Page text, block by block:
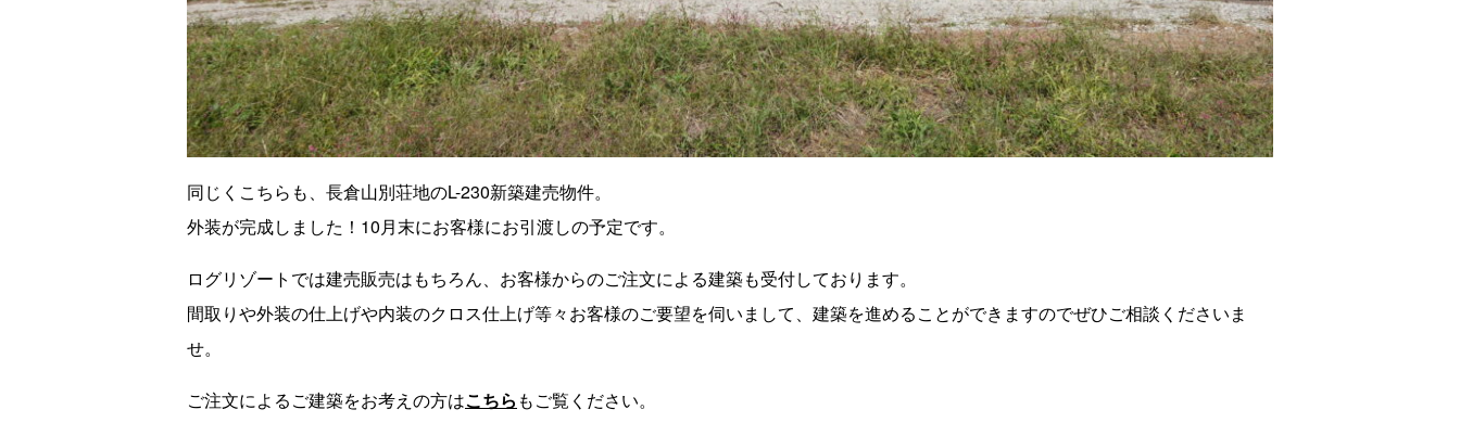
同じくこちらも、長倉山別荘地のL-230新築建売物件。
外装が完成しました！10月末にお客様にお引渡しの予定です。
ログリゾートでは建売販売はもちろん、お客様からのご注文による建築も受付しております。
間取りや外装の仕上げや内装のクロス仕上げ等々お客様のご要望を伺いまして、建築を進めることができますのでぜひご相談くださいま
せ。
ご注文によるご建築をお考えの方はこちら もご覧ください。